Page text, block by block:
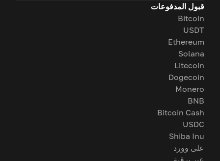
قبول المدفوعات
Bitcoin
USDT
Ethereum
Solana
Litecoin
Dogecoin
Monero
BNB
Bitcoin Cash
USDC
Shiba Inu
على وورد